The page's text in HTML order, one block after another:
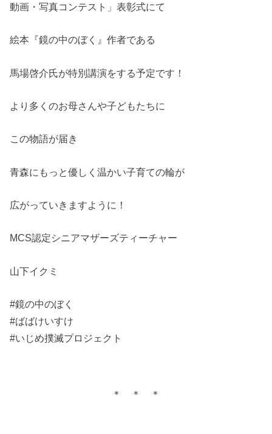
動画・写真コンテスト」表彰式にて
絵本『鏡の中のぼく』作者である
馬場啓介氏が特別講演をする予定です！
より多くのお母さんや子どもたちに
この物語が届き
青森にもっと優しく温かい子育ての輪が
広がっていきますように！
MCS認定シニアマザーズティーチャー
山下イクミ
#鏡の中のぼく
#ばばけいすけ
#いじめ撲滅プロジェクト
＊ ＊ ＊